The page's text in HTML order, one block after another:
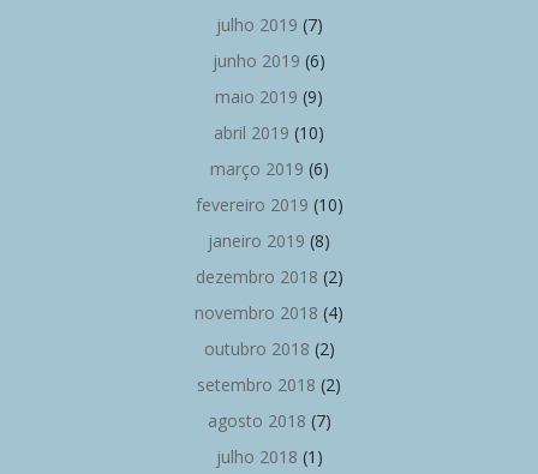
julho 2019 (7)
junho 2019 (6)
maio 2019 (9)
abril 2019 (10)
março 2019 (6)
fevereiro 2019 (10)
janeiro 2019 (8)
dezembro 2018 (2)
novembro 2018 (4)
outubro 2018 (2)
setembro 2018 (2)
agosto 2018 (7)
julho 2018 (1)